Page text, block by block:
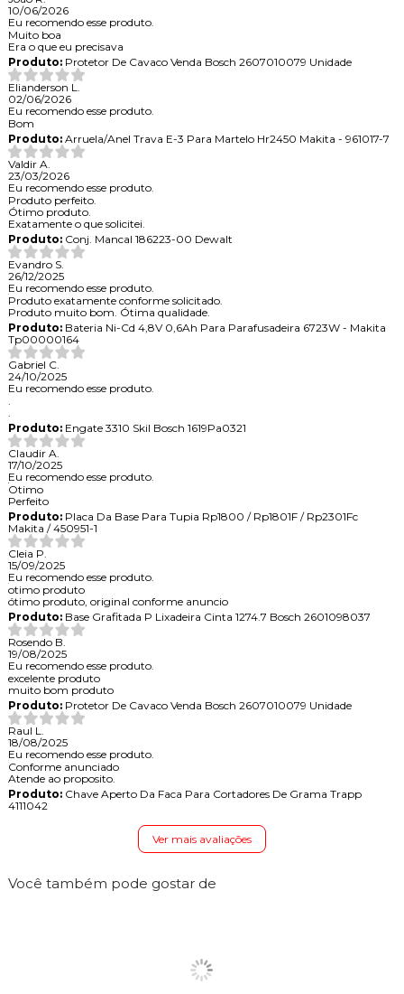
10/06/2026
Eu recomendo esse produto.
Muito boa
Era o que eu precisava
Produto:Protetor De Cavaco Venda Bosch 2607010079 Unidade
Elianderson L.
02/06/2026
Eu recomendo esse produto.
Bom
Produto:Arruela/Anel Trava E-3 Para Martelo Hr2450 Makita - 961017-7
Valdir A.
23/03/2026
Eu recomendo esse produto.
Produto perfeito.
Ótimo produto.
Exatamente o que solicitei.
Produto:Conj. Mancal 186223-00 Dewalt
Evandro S.
26/12/2025
Eu recomendo esse produto.
Produto exatamente conforme solicitado.
Produto muito bom. Ótima qualidade.
Produto:Bateria Ni-Cd 4,8V 0,6Ah Para Parafusadeira 6723W - Makita
Tp00000164
Gabriel C.
24/10/2025
Eu recomendo esse produto.
Produto:Engate 3310 Skil Bosch 1619Pa0321
Claudir A.
17/10/2025
Eu recomendo esse produto.
Otimo
Perfeito
Produto:Placa Da Base Para Tupia Rp1800 / Rp1801F / Rp2301Fc
Makita / 450951-1
Cleia P.
15/09/2025
Eu recomendo esse produto.
otimo produto
ótimo produto, original conforme anuncio
Produto:Base Grafitada P Lixadeira Cinta 1274.7 Bosch 2601098037
Rosendo B.
19/08/2025
Eu recomendo esse produto.
excelente produto
muito bom produto
Produto:Protetor De Cavaco Venda Bosch 2607010079 Unidade
Raul L.
18/08/2025
Eu recomendo esse produto.
Conforme anunciado
Atende ao proposito.
Produto:Chave Aperto Da Faca Para Cortadores De Grama Trapp
4111042
Ver mais avaliações
Você também pode gostar de